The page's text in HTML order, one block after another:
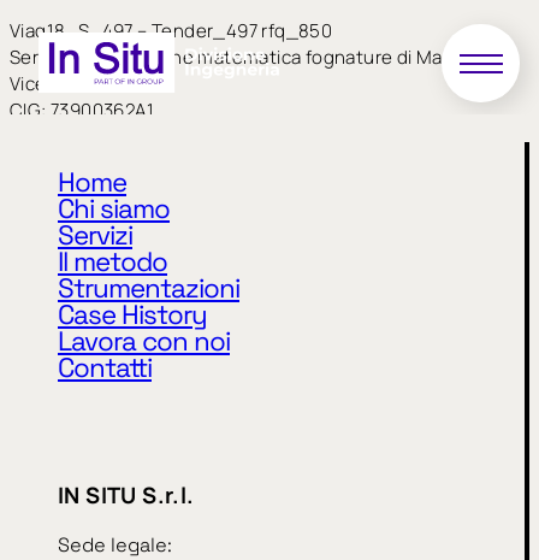
Home
Chi siamo
Servizi
Il metodo
Strumentazioni
Case History
Lavora con noi
Contatti
IN SITU S.r.l.
Sede legale:
Viaq18_S_497 – Tender_497 rfq_850
Service modellazione matematica fognature di Marano
Vicentino
CIG: 73900362A1
Privacy Policy Cookie Policy
IN SITU S.r.l.